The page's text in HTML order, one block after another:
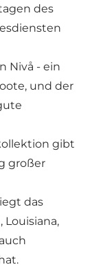
des
Nivå - ein
und der
gibt
großer
das